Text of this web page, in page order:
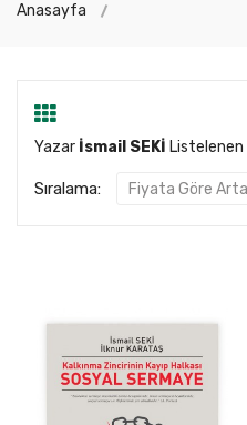
Anasayfa
Yazar İsmail SEKİ Listelenen
Sıralama: